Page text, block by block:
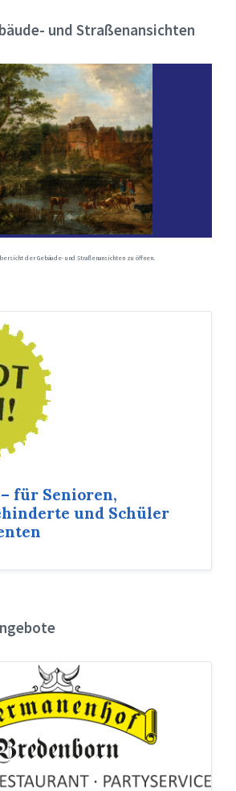
und Straßenansichten
der Gebäude- und Straßenansichten zu öffnen.
für Senioren,
und Schüler